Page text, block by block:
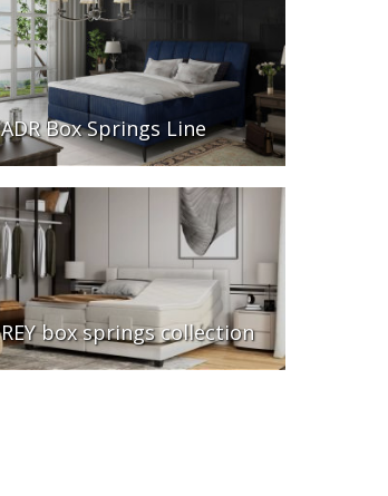
ADR Box Springs Line
REY box springs collection